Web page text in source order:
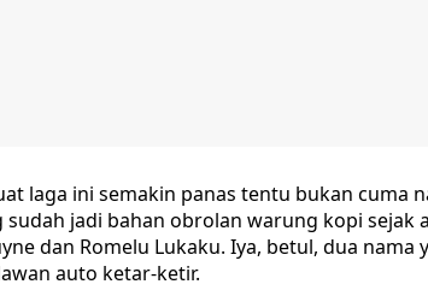
laga ini semakin panas tentu bukan cuma
sudah jadi bahan obrolan warung kopi sejak
dan Romelu Lukaku. Iya, betul, dua nama
auto ketar-ketir.